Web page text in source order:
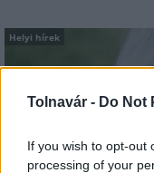
Tolnavár - Do Not
If you wish to opt-out
processing of your
Helyi hírek